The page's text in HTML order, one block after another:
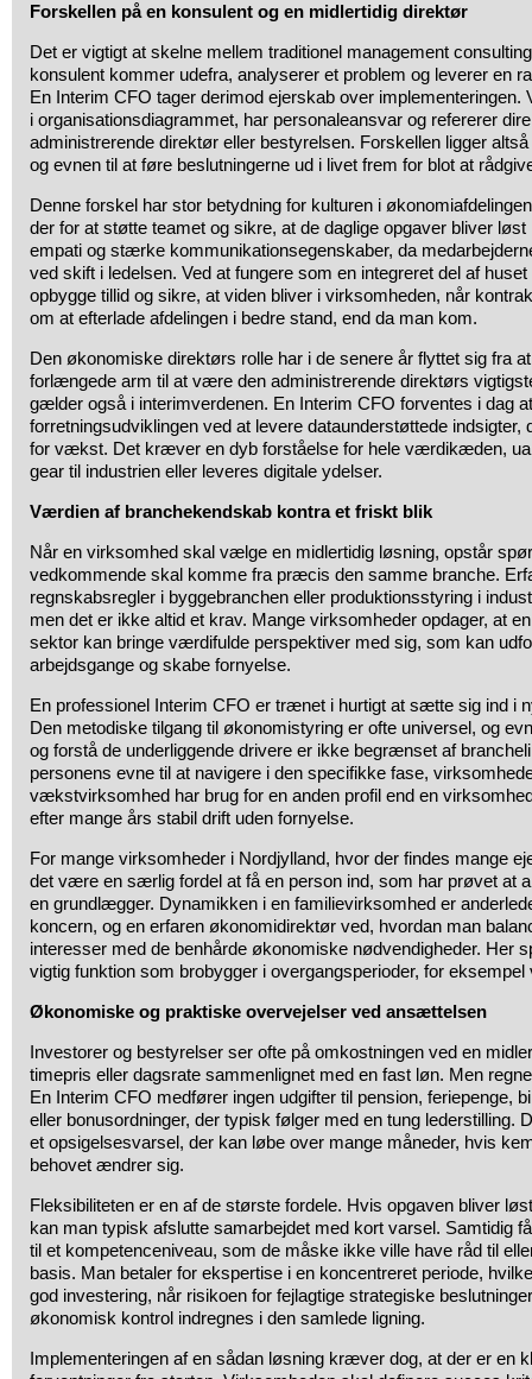
Forskellen på en konsulent og en midlertidig direktør
Det er vigtigt at skelne mellem traditionel management
konsulent kommer udefra, analyserer et problem og leverer en
En Interim CFO tager derimod ejerskab over
i organisationsdiagrammet, har personaleansvar og refererer
administrerende direktør eller bestyrelsen. Forskellen ligger
og evnen til at føre beslutningerne ud i livet frem for blot at
Denne forskel har stor betydning for kulturen i
der for at støtte teamet og sikre, at de daglige opgaver bliver
empati og stærke kommunikationsegenskaber, da
ved skift i ledelsen. Ved at fungere som en integreret del af
opbygge tillid og sikre, at viden bliver i virksomheden, når
om at efterlade afdelingen i bedre stand, end da man kom.
Den økonomiske direktørs rolle har i de senere år flyttet sig fra
forlængede arm til at være den administrerende direktørs
gælder også i interimverdenen. En Interim CFO forventes i dag
forretningsudviklingen ved at levere dataunderstøttede indsigter,
for vækst. Det kræver en dyb forståelse for hele værdikæden,
gear til industrien eller leveres digitale ydelser.
Værdien af branchekendskab kontra et friskt blik
Når en virksomhed skal vælge en midlertidig løsning, opstår
vedkommende skal komme fra præcis den samme branche.
regnskabsregler i byggebranchen eller produktionsstyring i
men det er ikke altid et krav. Mange virksomheder opdager, at
sektor kan bringe værdifulde perspektiver med sig, som kan
arbejdsgange og skabe fornyelse.
En professionel Interim CFO er trænet i hurtigt at sætte sig ind i
Den metodiske tilgang til økonomistyring er ofte universel, og
og forstå de underliggende drivere er ikke begrænset af
personens evne til at navigere i den specifikke fase,
vækstvirksomhed har brug for en anden profil end en
efter mange års stabil drift uden fornyelse.
For mange virksomheder i Nordjylland, hvor der findes mange
det være en særlig fordel at få en person ind, som har prøvet at
en grundlægger. Dynamikken i en familievirksomhed er
koncern, og en erfaren økonomidirektør ved, hvordan man
interesser med de benhårde økonomiske nødvendigheder. Her
vigtig funktion som brobygger i overgangsperioder, for
Økonomiske og praktiske overvejelser ved ansættelsen
Investorer og bestyrelser ser ofte på omkostningen ved en
timepris eller dagsrate sammenlignet med en fast løn. Men
En Interim CFO medfører ingen udgifter til pension, feriepenge,
eller bonusordninger, der typisk følger med en tung lederstilling.
et opsigelsesvarsel, der kan løbe over mange måneder, hvis
behovet ændrer sig.
Fleksibiliteten er en af de største fordele. Hvis opgaven bliver
kan man typisk afslutte samarbejdet med kort varsel. Samtidig
til et kompetenceniveau, som de måske ikke ville have råd til
basis. Man betaler for ekspertise i en koncentreret periode,
god investering, når risikoen for fejlagtige strategiske
økonomisk kontrol indregnes i den samlede ligning.
Implementeringen af en sådan løsning kræver dog, at der er en